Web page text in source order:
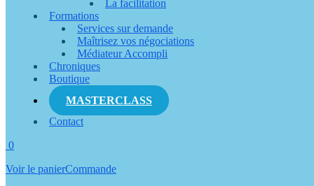
La facilitation
Formations
Services sur demande
Maîtrisez vos négociations
Médiateur Accompli
Chroniques
Boutique
MASTERCLASS
Contact
0
Voir le panierCommande